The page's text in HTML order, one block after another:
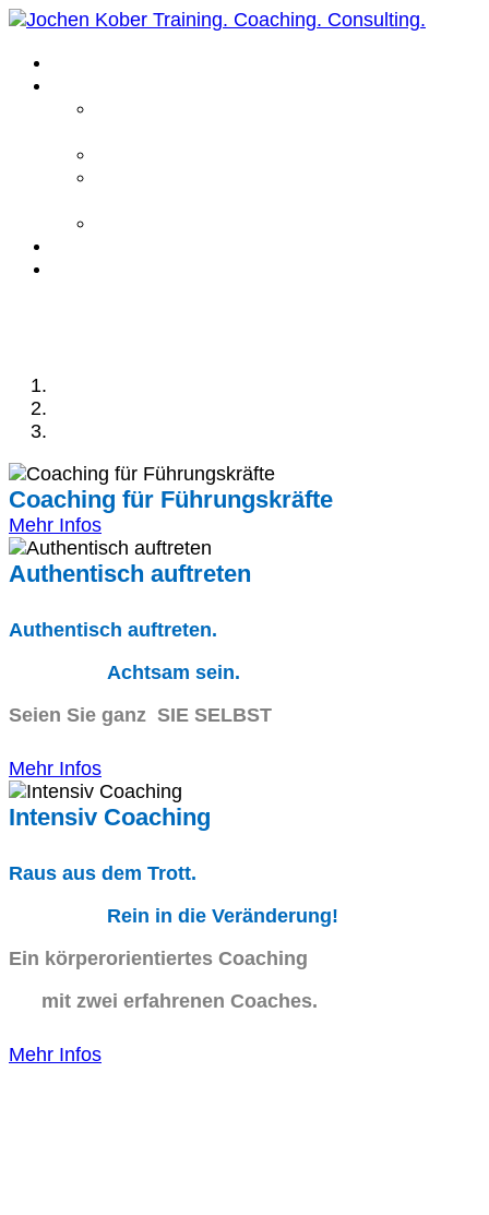
Coaching für Führungskräfte
Mehr Infos
Authentisch auftreten
Authentisch auftreten.
Achtsam sein.
Seien Sie ganz SIE SELBST
Mehr Infos
Intensiv Coaching
Raus aus dem Trott.
Rein in die Veränderung!
Ein körperorientiertes Coaching
mit zwei erfahrenen Coaches.
Mehr Infos